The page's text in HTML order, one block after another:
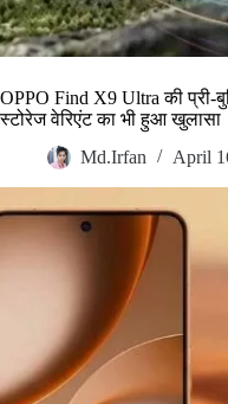
OPPO Find X9 Ultra की
स्टोरेज वेरिएंट का भी हुआ खुलासा
Md.Irfan
April